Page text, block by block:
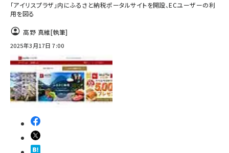
「アイリスプラザ」内にふるさと納税ポータルサイトを開設、ECユーザーの利
用を図る
高野 真維[執筆]
2025年3月17日 7:00